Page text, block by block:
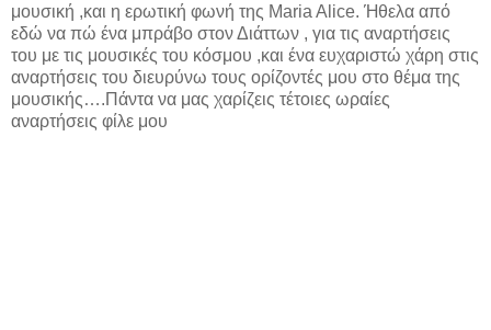
μουσική ,και η ερωτική φωνή της Maria Alice. Ήθελα από
εδώ να πώ ένα μπράβο στον Διάττων , για τις αναρτήσεις
του με τις μουσικές του κόσμου ,και ένα ευχαριστώ χάρη στις
αναρτήσεις του διευρύνω τους ορίζοντές μου στο θέμα της
μουσικής….Πάντα να μας χαρίζεις τέτοιες ωραίες
αναρτήσεις φίλε μου